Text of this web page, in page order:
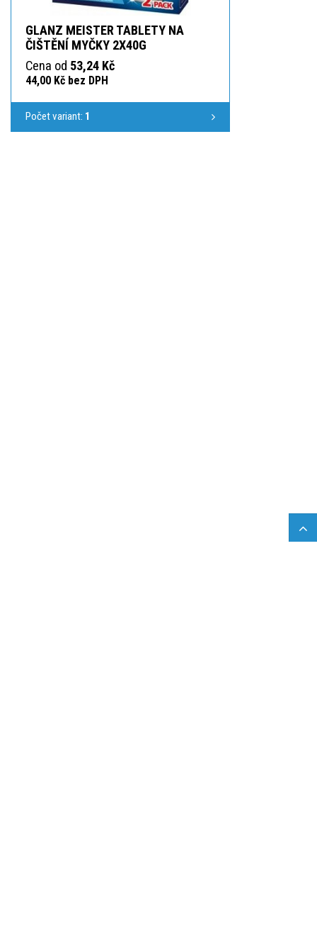
GLANZ MEISTER TABLETY NA
ČIŠTĚNÍ MYČKY 2X40G
Cena od 53,24 Kč
44,00 Kč bez DPH
Počet variant: 1